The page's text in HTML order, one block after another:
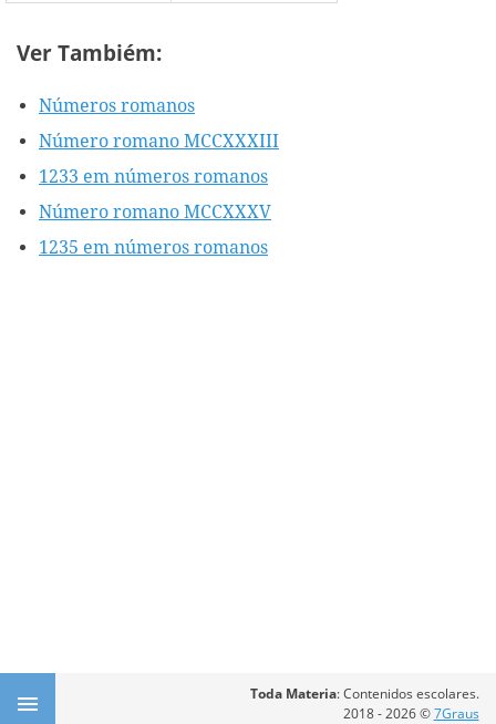
Ver Tambiém:
Números romanos
Número romano MCCXXXIII
1233 em números romanos
Número romano MCCXXXV
1235 em números romanos
Toda Materia: Contenidos escolares.
2018 - 2026 ©7Graus